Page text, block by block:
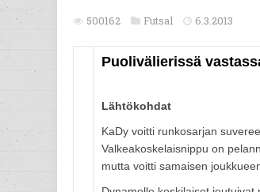
500162 Futsal 6.3.2013
Puolivälierissä
Lähtökohdat
KaDy voitti runkosarjan
Valkeakoskelaisnippu on
mutta voitti samaisen